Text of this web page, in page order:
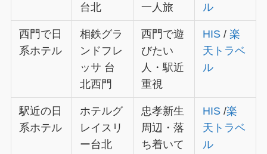
台北
一人旅
ル
西門で日
系ホテル
相鉄グラ
ンドフレ
ッサ 台
北西門
西門で遊
びたい
人・駅近
重視
HIS /楽
天トラベ
ル
駅近の日
系ホテル
ホテルグ
レイスリ
ー台北
忠孝新生
周辺・落
ち着いて
HIS /楽
天トラベ
ル